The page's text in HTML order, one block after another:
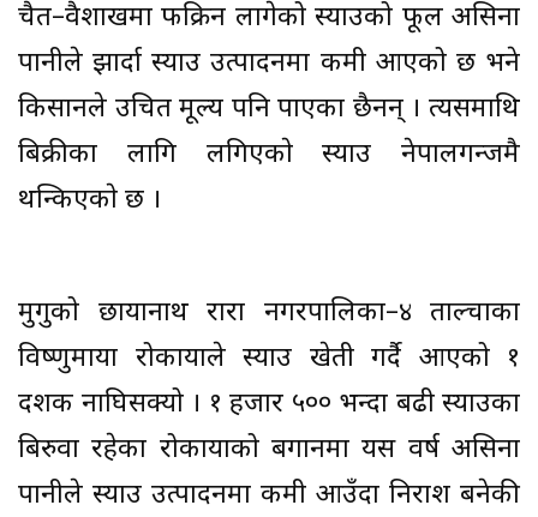
चैत–वैशाखमा फक्रिन लागेको स्याउको फूल असिना
पानीले झार्दा स्याउ उत्पादनमा कमी आएको छ भने
किसानले उचित मूल्य पनि पाएका छैनन् । त्यसमाथि
बिक्रीका लागि लगिएकाे स्याउ नेपालगन्जमै
थन्किएकाे छ ।
मुगुको छायानाथ रारा नगरपालिका–४ ताल्चाका
विष्णुमाया रोकायाले स्याउ खेती गर्दै आएको १
दशक नाघिसक्यो । १ हजार ५०० भन्दा बढी स्याउका
बिरुवा रहेका रोकायाको बगानमा यस वर्ष असिना
पानीले स्याउ उत्पादनमा कमी आउँदा निराश बनेकी